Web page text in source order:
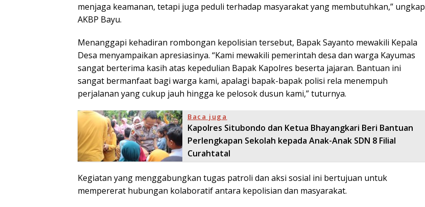
menjaga keamanan, tetapi juga peduli terhadap masyarakat yang membutuhkan,” ungkap
AKBP Bayu.
Menanggapi kehadiran rombongan kepolisian tersebut, Bapak Sayanto mewakili Kepala
Desa menyampaikan apresiasinya. “Kami mewakili pemerintah desa dan warga Kayumas
sangat berterima kasih atas kepedulian Bapak Kapolres beserta jajaran. Bantuan ini
sangat bermanfaat bagi warga kami, apalagi bapak-bapak polisi rela menempuh
perjalanan yang cukup jauh hingga ke pelosok dusun kami,” tuturnya.
Baca juga
Kapolres Situbondo dan Ketua Bhayangkari Beri Bantuan
Perlengkapan Sekolah kepada Anak-Anak SDN 8 Filial
Curahtatal
Kegiatan yang menggabungkan tugas patroli dan aksi sosial ini bertujuan untuk
mempererat hubungan kolaboratif antara kepolisian dan masyarakat.